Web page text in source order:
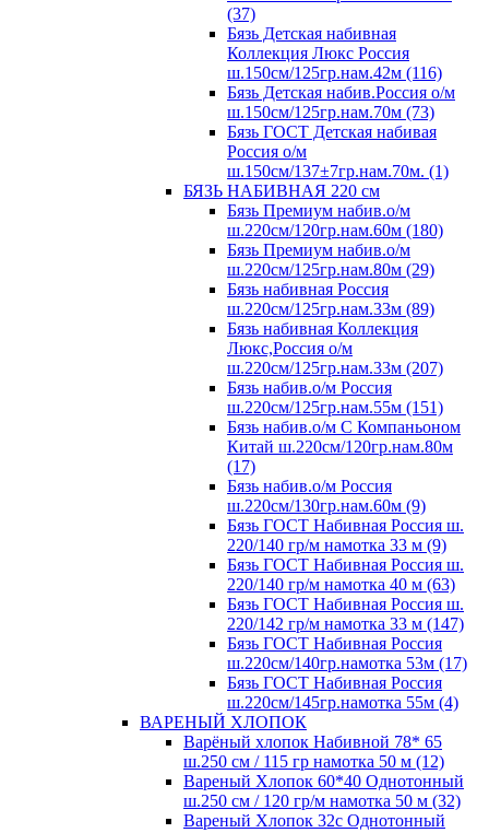
(37)
Бязь Детская набивная
Коллекция Люкс Россия
ш.150см/125гр.нам.42м (116)
Бязь Детская набив.Россия о/м
ш.150см/125гр.нам.70м (73)
Бязь ГОСТ Детская набивая
Россия о/м
ш.150см/137±7гр.нам.70м. (1)
БЯЗЬ НАБИВНАЯ 220 см
Бязь Премиум набив.о/м
ш.220см/120гр.нам.60м (180)
Бязь Премиум набив.о/м
ш.220см/125гр.нам.80м (29)
Бязь набивная Россия
ш.220см/125гр.нам.33м (89)
Бязь набивная Коллекция
Люкс,Россия о/м
ш.220см/125гр.нам.33м (207)
Бязь набив.о/м Россия
ш.220см/125гр.нам.55м (151)
Бязь набив.о/м С Компаньоном
Китай ш.220см/120гр.нам.80м
(17)
Бязь набив.о/м Россия
ш.220см/130гр.нам.60м (9)
Бязь ГОСТ Набивная Россия ш.
220/140 гр/м намотка 33 м (9)
Бязь ГОСТ Набивная Россия ш.
220/140 гр/м намотка 40 м (63)
Бязь ГОСТ Набивная Россия ш.
220/142 гр/м намотка 33 м (147)
Бязь ГОСТ Набивная Россия
ш.220см/140гр.намотка 53м (17)
Бязь ГОСТ Набивная Россия
ш.220см/145гр.намотка 55м (4)
ВАРЕНЫЙ ХЛОПОК
Варёный хлопок Набивной 78* 65
ш.250 см / 115 гр намотка 50 м (12)
Вареный Хлопок 60*40 Однотонный
ш.250 см / 120 гр/м намотка 50 м (32)
Вареный Хлопок 32с Однотонный